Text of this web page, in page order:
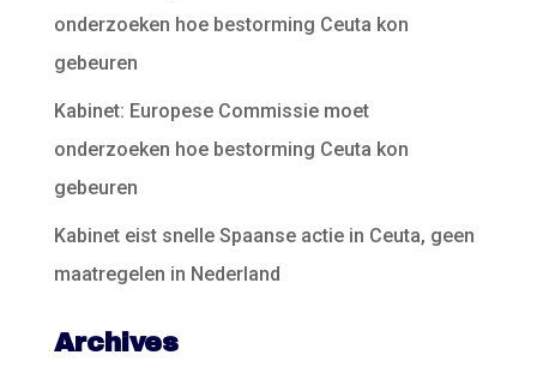
onderzoeken hoe bestorming Ceuta kon
gebeuren
Kabinet: Europese Commissie moet
onderzoeken hoe bestorming Ceuta kon
gebeuren
Kabinet eist snelle Spaanse actie in Ceuta, geen
maatregelen in Nederland
Archives